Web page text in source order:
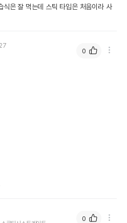
은 잘 먹는데 스틱 타입은 처음이라 사
0
0